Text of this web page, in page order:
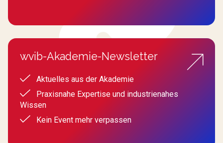
wvib-Akademie-Newsletter
Aktuelles aus der Akademie
Praxisnahe Expertise und industrienahes
Wissen
Kein Event mehr verpassen